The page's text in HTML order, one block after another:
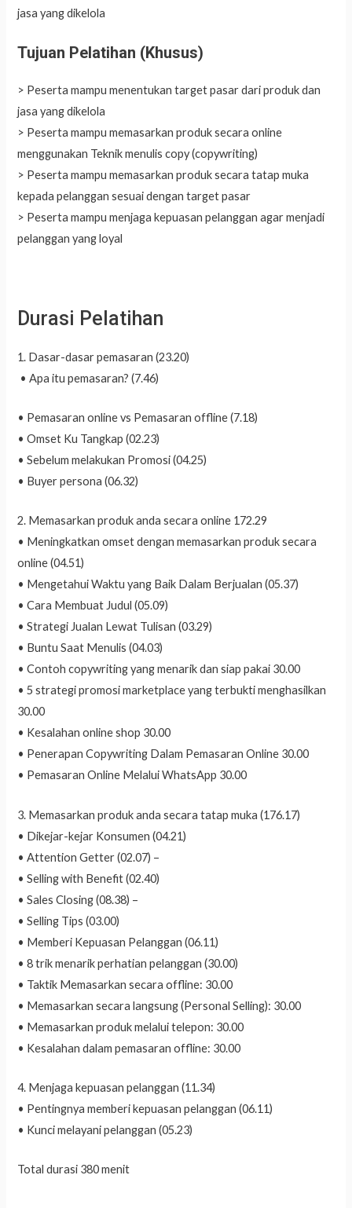
jasa yang dikelola
Tujuan Pelatihan (Khusus)
> Peserta mampu menentukan target pasar dari produk dan
jasa yang dikelola
> Peserta mampu memasarkan produk secara online
menggunakan Teknik menulis copy (copywriting)
> Peserta mampu memasarkan produk secara tatap muka
kepada pelanggan sesuai dengan target pasar
> Peserta mampu menjaga kepuasan pelanggan agar menjadi
pelanggan yang loyal
Durasi Pelatihan
1. Dasar-dasar pemasaran (23.20)
• Apa itu pemasaran? (7.46)
• Pemasaran online vs Pemasaran offline (7.18)
• Omset Ku Tangkap (02.23)
• Sebelum melakukan Promosi (04.25)
• Buyer persona (06.32)
2. Memasarkan produk anda secara online 172.29
• Meningkatkan omset dengan memasarkan produk secara
online (04.51)
• Mengetahui Waktu yang Baik Dalam Berjualan (05.37)
• Cara Membuat Judul (05.09)
• Strategi Jualan Lewat Tulisan (03.29)
• Buntu Saat Menulis (04.03)
• Contoh copywriting yang menarik dan siap pakai 30.00
• 5 strategi promosi marketplace yang terbukti menghasilkan
30.00
• Kesalahan online shop 30.00
• Penerapan Copywriting Dalam Pemasaran Online 30.00
• Pemasaran Online Melalui WhatsApp 30.00
3. Memasarkan produk anda secara tatap muka (176.17)
• Dikejar-kejar Konsumen (04.21)
• Attention Getter (02.07) –
• Selling with Benefit (02.40)
• Sales Closing (08.38) –
• Selling Tips (03.00)
• Memberi Kepuasan Pelanggan (06.11)
• 8 trik menarik perhatian pelanggan (30.00)
• Taktik Memasarkan secara offline: 30.00
• Memasarkan secara langsung (Personal Selling): 30.00
• Memasarkan produk melalui telepon: 30.00
• Kesalahan dalam pemasaran offline: 30.00
4. Menjaga kepuasan pelanggan (11.34)
• Pentingnya memberi kepuasan pelanggan (06.11)
• Kunci melayani pelanggan (05.23)
Total durasi 380 menit